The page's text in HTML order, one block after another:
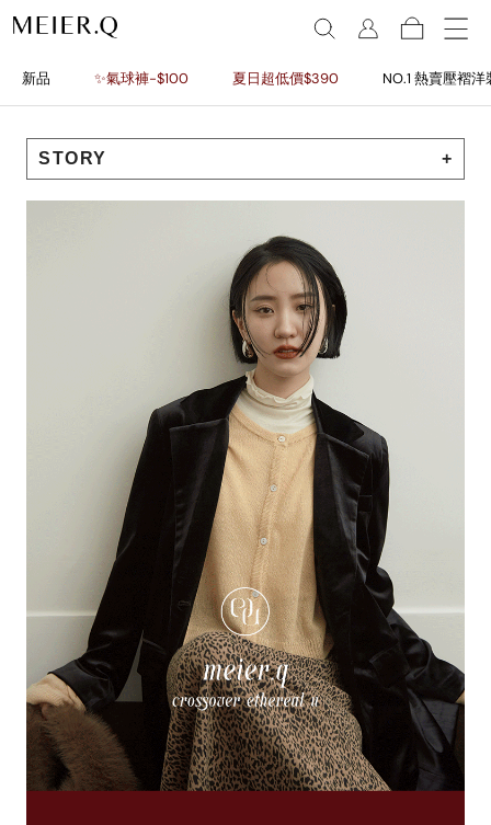
新品 ✨氣球褲-$100 夏日超低價$390 NO.1 熱賣壓褶洋
STORY